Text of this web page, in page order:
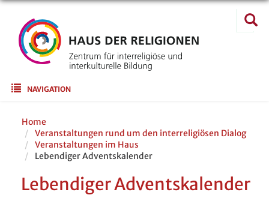
Direkt
Inhalt
Suche
Main navigation
NAVIGATION
Home
Veranstaltungen rund um den interreligiösen Dialog
Veranstaltungen im Haus
Lebendiger Adventskalender
Lebendiger Adventskalender